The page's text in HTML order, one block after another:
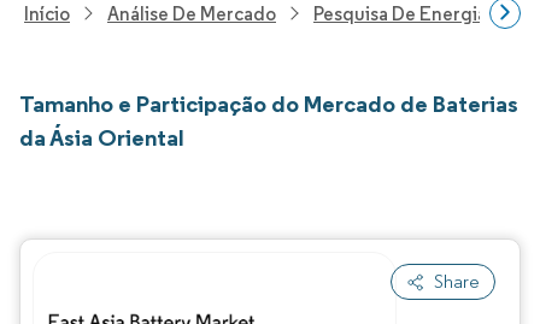
Início Análise De Mercado Pesquisa De Energia E
Tamanho e Participação do Mercado de Baterias
da Ásia Oriental
Share